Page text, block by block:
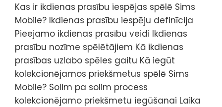
Kas ir ikdienas prasību iespējas spēlē Sims
Mobile? Ikdienas prasību iespēju definīcija
Pieejamo ikdienas prasību veidi Ikdienas
prasību nozīme spēlētājiem Kā ikdienas
prasības uzlabo spēles gaitu Kā iegūt
kolekcionējamos priekšmetus spēlē Sims
Mobile? Solim pa solim process
kolekcionējamo priekšmetu iegūšanai Laika